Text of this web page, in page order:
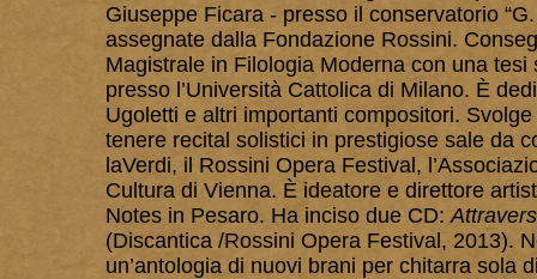
Giuseppe Ficara - presso il conservatorio
assegnate dalla Fondazione Rossini.
Magistrale in Filologia Moderna con una
presso l’Università Cattolica di Milano. È
Ugoletti e altri importanti compositori.
tenere recital solistici in prestigiose sale da
laVerdi, il Rossini Opera Festival,
Cultura di Vienna. È ideatore e direttore
Notes in Pesaro. Ha inciso due CD:
(Discantica /Rossini Opera Festival, 2013).
un’antologia di nuovi brani per chitarra sola